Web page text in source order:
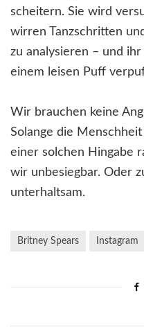
scheitern. Sie wird
wirren Tanzschritten
zu analysieren – und
einem leisen Puff
Wir brauchen keine
Solange die
einer solchen Hingabe
wir unbesiegbar. Oder
unterhaltsam.
Britney Spears Instagram